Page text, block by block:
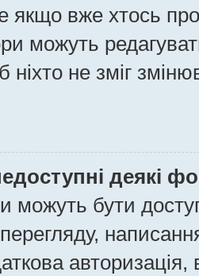
якщо вже хтось
можуть
не зміг
деякі
можуть бути